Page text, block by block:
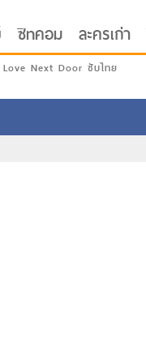
ซิทคอม ละครเก่า
Next Door ซับไทย